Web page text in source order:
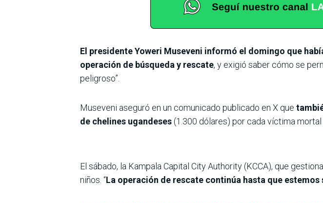
El presidente Yoweri Museveni informó el domingo que
operación de búsqueda y rescate, y exigió saber cómo se
peligroso”.
Museveni aseguró en un comunicado publicado en X que
de chelines ugandeses(1.300 dólares) por cada víctima
El sábado, la Kampala Capital City Authority (KCCA), que
niños. “La operación de rescate continúa hasta que